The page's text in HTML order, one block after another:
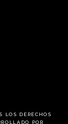
LOS DERECHOS
POR